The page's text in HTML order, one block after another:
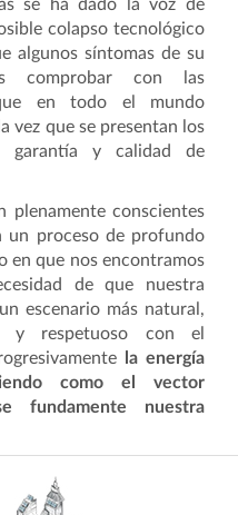
se ha dado la voz de
colapso tecnológico
algunos síntomas de su
comprobar con las
en todo el mundo
vez que se presentan los
garantía y calidad de
plenamente conscientes
un proceso de profundo
en que nos encontramos
de que nuestra
escenario más natural,
y respetuoso con el
la energía
como el vector
fundamente nuestra